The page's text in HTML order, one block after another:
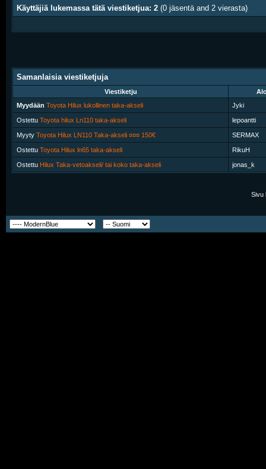
Käyttäjiä lukemassa tätä viestiketjua: 2 (0 jäsentä and 2 vierasta)
Samanlaisia viestiketjuja
Viestiketju
Myydään Toyota Hilux lukollinen taka-akseli Jyki
Ostettu Toyota hilux Ln110 taka-akseli lepoantti
Myyty Toyota Hilux LN110 Taka-akseli ¤¤¤ 150€ SERMAX
Ostettu Toyota Hilux ln65 taka-akseli RikuH
Ostettu Hilux Taka-vetoakseli/ tai koko taka-akseli jonas_k
Sivu